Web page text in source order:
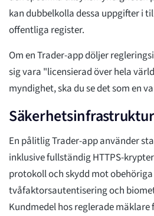
kan dubbelkolla dessa uppgifter i
offentliga register.
Om en Trader-app döljer
sig vara "licensierad över hela
myndighet, ska du se det som en
Säkerhetsinfrastruktur
En pålitlig Trader-app använder
inklusive fullständig HTTPS-
protokoll och skydd mot
tvåfaktorsautentisering och
Kundmedel hos reglerade